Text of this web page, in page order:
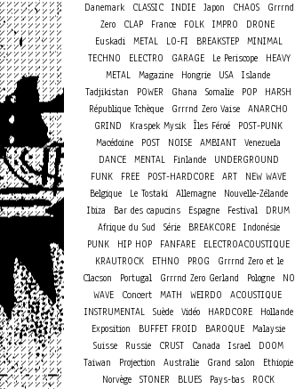
Danemark
CLASSIC INDIE Japon CHAOS
Grrrnd
Zero
CLAP France FOLK IMPRO
DRONE
Euskadi
METAL LO-FI BREAKSTEP
MINIMAL
TECHNO
ELECTRO GARAGE Le Periscope
HEAVY
METAL
Magazine Hongrie USA
Islande
Tadjikistan
POWER Ghana Somalie POP
HARSH
République Tchèque
Grrrnd Zero Vaise ANARCHO
GRIND
Kraspek Mysik Îles Féroé
POST-PUNK
Macédoine
POST NOISE AMBIANT Venezuela
DANCE
MENTAL Finlande
UNDERGROUND
FUNK
FREE POST-HARDCORE ART
NEW WAVE
Belgique
Le Tostaki Allemagne
Nouvelle-Zélande
Ibiza
Bar des capucins Espagne Festival
DRUM
Afrique du Sud
Série BREAKCORE
Indonésie
PUNK
HIP HOP FANFARE
ELECTROACOUSTIQUE
KRAUTROCK
ETHNO PROG
Grrrnd Zero et le
Clacson
Portugal Grrrnd Zero Gerland Pologne
NO
WAVE
Concert MATH WEIRDO
ACOUSTIQUE
INSTRUMENTAL
Suède Vidéo HARDCORE
Hollande
Exposition
BUFFET FROID BAROQUE Malaysie
Suisse
Russie CRUST Canada Israel
DOOM
Taiwan
Projection Australie Grand salon
Ethiopie
Norvège STONER BLUES Pays-bas
ROCK